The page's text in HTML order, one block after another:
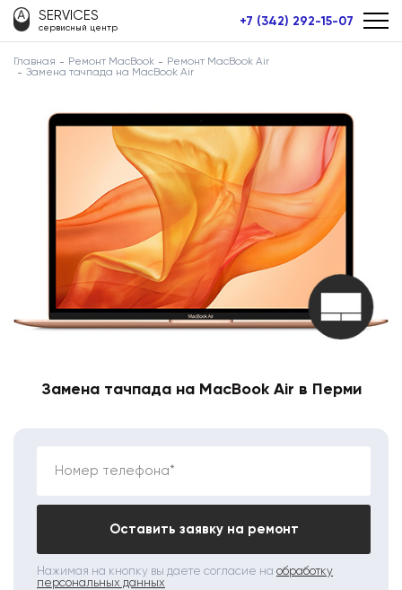
SERVICES
сервисный центр +7 (342) 292-15-07
Главная Ремонт MacBook
Ремонт MacBook Air
Замена тачпада на MacBook Air
Замена тачпада на MacBook Air в Перми
Номер телефона*
Оставить заявку на ремонт
Нажимая на кнопку вы даете согласие на обработку
персональных данных